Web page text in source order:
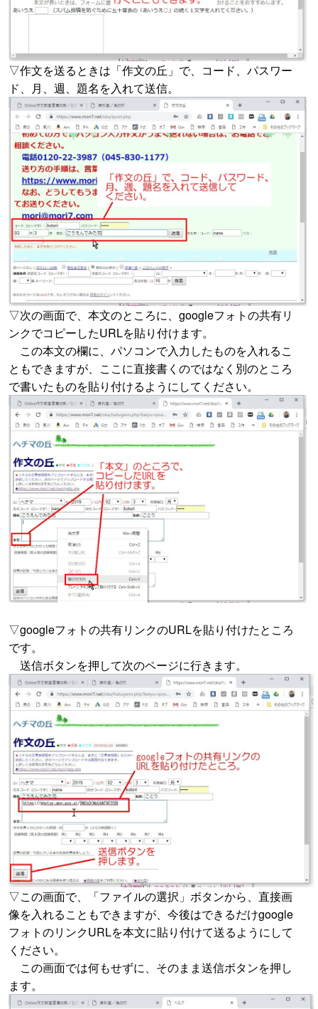
▽作文を送るときは「作文の丘」で、コード、パスワー
ド、月、週、題名を入れて送信。
▽次の画面で、本文のところに、googleフォトの共有リ
ンクでコピーしたURLを貼り付けます。
この本文の欄に、パソコンで入力したものを入れるこ
ともできますが、ここに直接書くのではなく別のところ
で書いたものを貼り付けるようにしてください。
▽googleフォトの共有リンクのURLを貼り付けたところ
です。
送信ボタンを押して次のページに行きます。
▽この画面で、「ファイルの選択」ボタンから、直接画
像を入れることもできますが、今後はできるだけgoogle
フォトのリンクURLを本文に貼り付けて送るようにして
ください。
この画面では何もせずに、そのまま送信ボタンを押し
ます。